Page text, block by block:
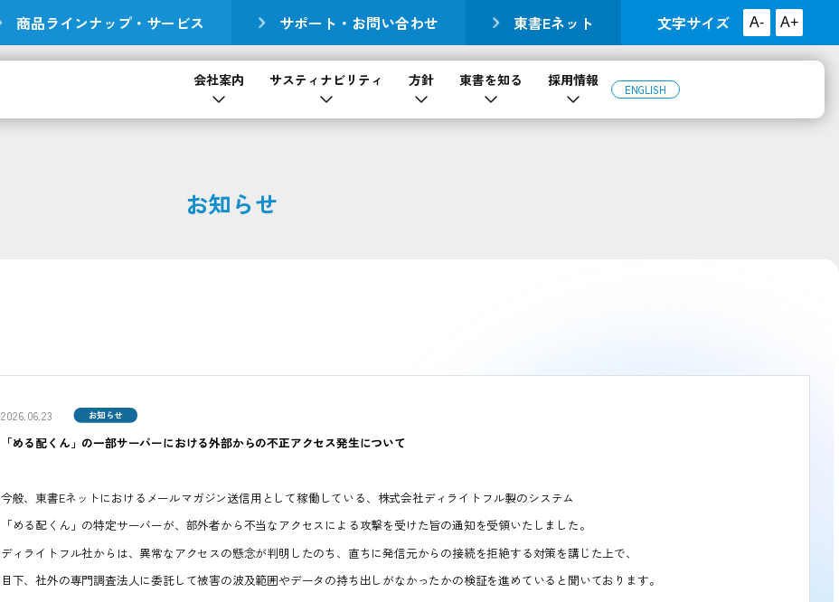
商品ラインナップ・サービス サポート・お問い合わせ 東書Eネット 文字サイズ A- A+
会社案内 サスティナビリティ 方針 東書を知る 採用情報
ENGLISH
お知らせ
2026.06.23 お知らせ
「める配くん」の一部サーバーにおける外部からの不正アクセス発生について
今般、東書Eネットにおけるメールマガジン送信用として稼働している、株式会社ディライトフル製のシステム
「める配くん」の特定サーバーが、部外者から不当なアクセスによる攻撃を受けた旨の通知を受領いたしました。
ディライトフル社からは、異常なアクセスの懸念が判明したのち、直ちに発信元からの接続を拒絶する対策を講じた上で、
目下、社外の専門調査法人に委託して被害の波及範囲やデータの持ち出しがなかったかの検証を進めていると聞いております。